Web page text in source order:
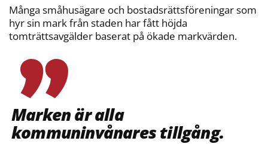
Många småhusägare och bostadsrättsföreningar som
hyr sin mark från staden har fått höjda
tomträttsavgälder baserat på ökade markvärden.
Marken är alla
kommuninvånares tillgång.